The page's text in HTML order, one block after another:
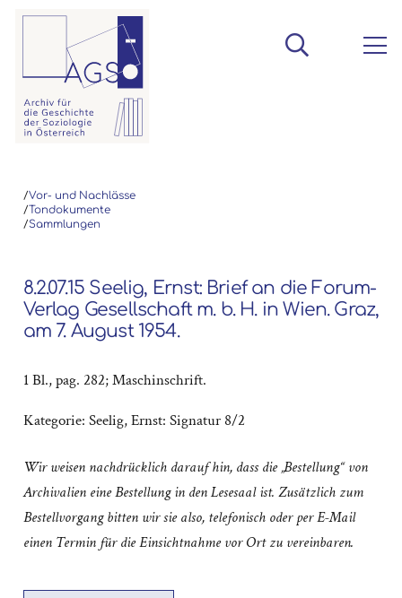
/Vor- und Nachlässe
/Tondokumente
/Sammlungen
8.2.07.15 Seelig, Ernst: Brief an die Forum-
Verlag Gesellschaft m. b. H. in Wien. Graz,
am 7. August 1954.
1 Bl., pag. 282; Maschinschrift.
Kategorie: Seelig, Ernst: Signatur 8/2
Wir weisen nachdrücklich darauf hin, dass die „Bestellung“ von
Archivalien eine Bestellung in den Lesesaal ist. Zusätzlich zum
Bestellvorgang bitten wir sie also, telefonisch oder per E-Mail
einen Termin für die Einsichtnahme vor Ort zu vereinbaren.